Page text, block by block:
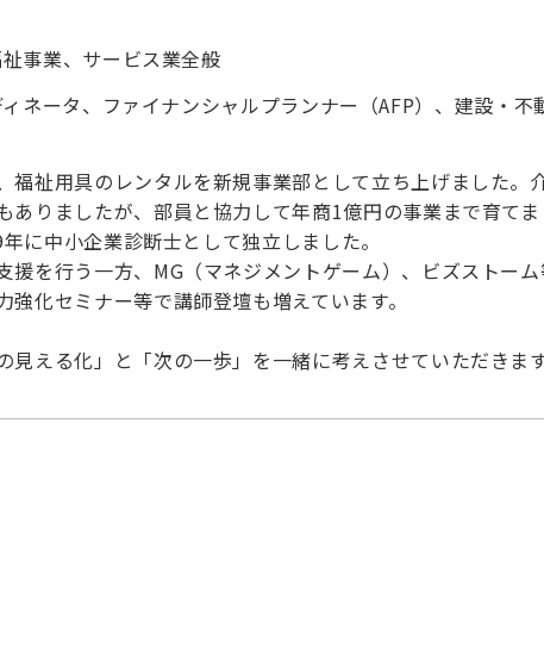
事業、サービス業全般
ネータ、ファイナンシャルプランナー（AFP）、建設・不
福祉用具のレンタルを新規事業部として立ち上げました。
りましたが、部員と協力して年商1億円の事業まで育て
に中小企業診断士として独立しました。
を行う一方、MG（マネジメントゲーム）、ビズストー
化セミナー等で講師登壇も増えています。
える化」と「次の一歩」を一緒に考えさせていただきます